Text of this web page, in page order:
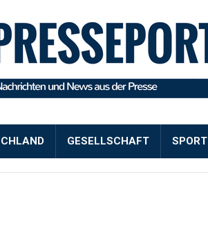
GESELLSCHAFT SPORT